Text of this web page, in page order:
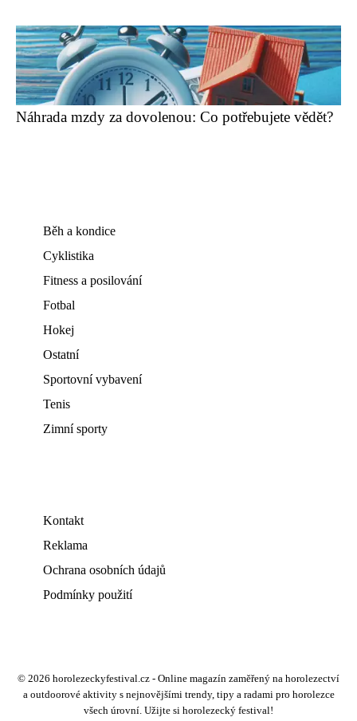
Náhrada mzdy za dovolenou: Co potřebujete vědět?
Běh a kondice
Cyklistika
Fitness a posilování
Fotbal
Hokej
Ostatní
Sportovní vybavení
Tenis
Zimní sporty
Kontakt
Reklama
Ochrana osobních údajů
Podmínky použití
© 2026 horolezeckyfestival.cz - Online magazín zaměřený na horolezectví
a outdoorové aktivity s nejnovějšími trendy, tipy a radami pro horolezce
všech úrovní. Užijte si horolezecký festival!